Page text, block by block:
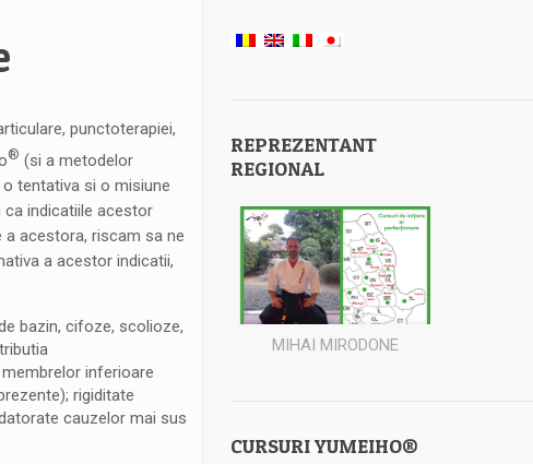
punctoterapiei,
® (si a metodelor
tentativa si o misiune
ca indicatiile acestor
acestora, riscam sa ne
a acestor indicatii,
bazin, cifoze, scolioze,
inferioare
rigiditate
cauzelor mai sus
REPREZENTANT
REGIONAL
MIHAI MIRODONE
CURSURI YUMEIHO®